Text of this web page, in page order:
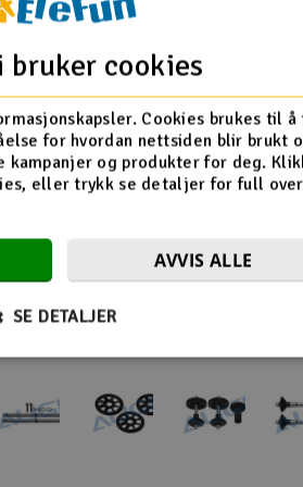
også på
bruker cookies
Cookies brukes til å
for hvordan nettsiden blir brukt
og produkter for deg.
eller trykk se detaljer for full
AVVIS ALLE
SE DETALJER